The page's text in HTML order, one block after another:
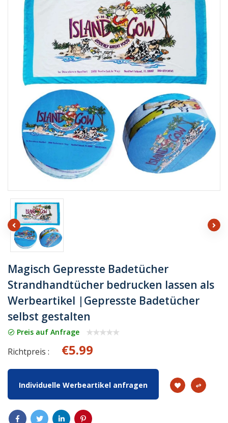
Magisch Gepresste Badetücher
Strandhandtücher bedrucken lassen als
Werbeartikel |Gepresste Badetücher
selbst gestalten
Preis auf Anfrage
Richtpreis : €5.99
Individuelle Werbeartikel anfragen